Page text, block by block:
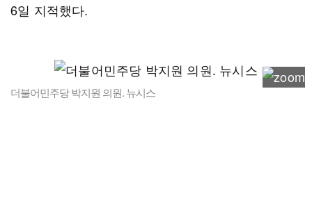
6일 지적했다.
더불어민주당 박지원 의원. 뉴시스